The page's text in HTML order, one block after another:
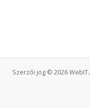
Szerzői jog © 2026